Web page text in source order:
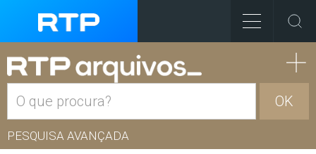
OK
PESQUISA AVANÇADA